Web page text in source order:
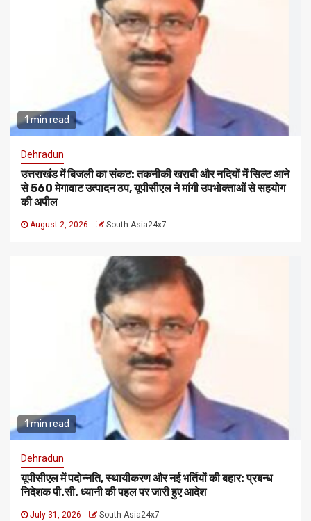
1 min read
Dehradun
उत्तराखंड में बिजली का संकट: तकनीकी खराबी और नदियों में सिल्ट आने
से 560 मेगावाट उत्पादन ठप, यूपीसीएल ने मांगी उपभोक्ताओं से सहयोग
की अपील
August 2, 2026 South Asia24x7
1 min read
Dehradun
यूपीसीएल में पदोन्नति, स्थायीकरण और नई भर्तियों की बहार: प्रबन्ध
निदेशक पी.सी. ध्यानी की पहल पर जारी हुए आदेश
July 31, 2026 South Asia24x7